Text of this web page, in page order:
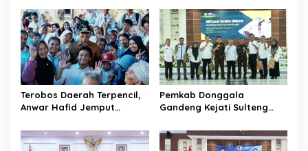
Selamatkan Generasi Emas
Pramuka Jadi Duta
Karakter dan Kebanggaan
Daerah
Terobos Daerah Terpencil,
Anwar Hafid Jemput
“Tak Boleh Ada Wilayah
yang Tertinggal”
Pemkab Donggala
Gandeng Kejati Sulteng
Pengadaan Barang dan
Jasa